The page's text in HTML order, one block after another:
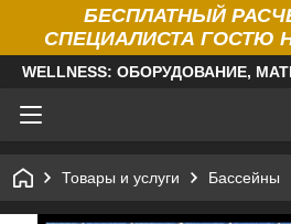
БЕСПЛАТНЫЙ
СПЕЦИАЛИСТА ГОСТЮ
WELLNESS: ОБОРУДОВАНИЕ,
Товары и услуги Бассейны